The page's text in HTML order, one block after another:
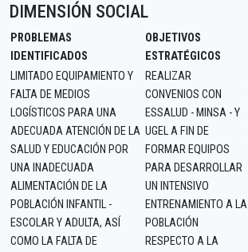
DIMENSIÓN SOCIAL
PROBLEMAS
IDENTIFICADOS
OBJETIVOS
ESTRATÉGICOS
LIMITADO EQUIPAMIENTO Y
FALTA DE MEDIOS
LOGÍSTICOS PARA UNA
ADECUADA ATENCIÓN DE LA
SALUD Y EDUCACIÓN POR
UNA INADECUADA
ALIMENTACIÓN DE LA
POBLACIÓN INFANTIL -
ESCOLAR Y ADULTA, ASÍ
COMO LA FALTA DE
REALIZAR
CONVENIOS CON
ESSALUD - MINSA - Y
UGEL A FIN DE
FORMAR EQUIPOS
PARA DESARROLLAR
UN INTENSIVO
ENTRENAMIENTO A LA
POBLACIÓN
RESPECTO A LA